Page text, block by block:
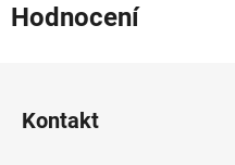
Hodnocení
Kontakt